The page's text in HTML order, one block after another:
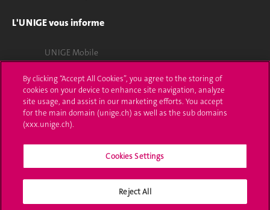
L'UNIGE vous informe
UNIGE Mobile
Médias
Offres d'emploi
Bibliothèque
Calendrier académique
Médias sociaux UNIGE
By clicking “Accept All Cookies”, you agree to the storing of
cookies on your device to enhance site navigation, analyze
site usage, and assist in our marketing efforts. You accept
for the main domain (unige.ch) as well as the sub domains
(xxx.unige.ch).
Cookies Settings
Reject All